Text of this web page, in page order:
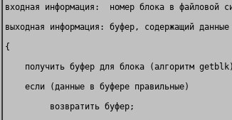
входная информация:  номер блока в файловой
выходная информация: буфер, содержащий
получить буфер для блока (алгоритм
если (данные в буфере
возвратить